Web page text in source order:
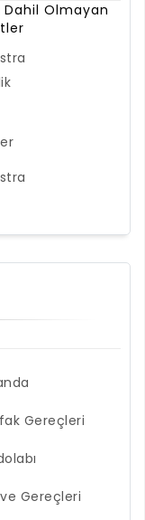
Dahil Olmayan
Gereçleri
Gereçleri